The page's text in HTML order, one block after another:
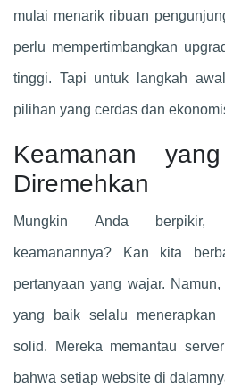
mulai menarik ribuan
perlu mempertimbangkan
tinggi. Tapi untuk langkah
pilihan yang cerdas dan
Keamanan
Diremehkan
Mungkin Anda berpikir,
keamanannya? Kan kita
pertanyaan yang wajar.
yang baik selalu menerapkan
solid. Mereka memantau
bahwa setiap website di